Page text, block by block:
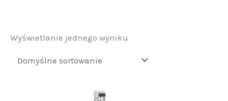
Wyświetlanie jednego wyniku